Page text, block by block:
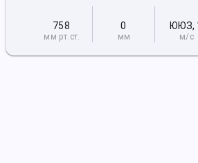
758
мм рт.ст.
0
мм
ЮЮЗ,
м/с